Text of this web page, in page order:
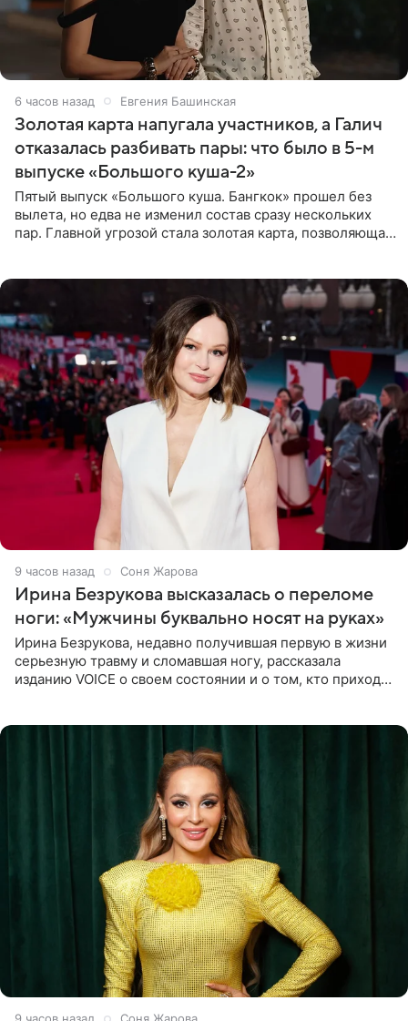
6 часов назад Евгения Башинская
Золотая карта напугала участников, а Галич
отказалась разбивать пары: что было в 5-м
выпуске «Большого куша-2»
Пятый выпуск «Большого куша. Бангкок» прошел без
вылета, но едва не изменил состав сразу нескольких
пар. Главной угрозой стала золотая карта, позволяющая
9 часов назад Соня Жарова
Ирина Безрукова высказалась о переломе
ноги: «Мужчины буквально носят на руках»
Ирина Безрукова, недавно получившая первую в жизни
серьезную травму и сломавшая ногу, рассказала
изданию VOICE о своем состоянии и о том, кто приходит